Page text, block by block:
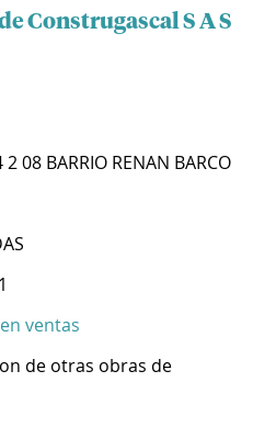
Construgascal S A S
2 08 BARRIO RENAN BARCO
ventas
de otras obras de